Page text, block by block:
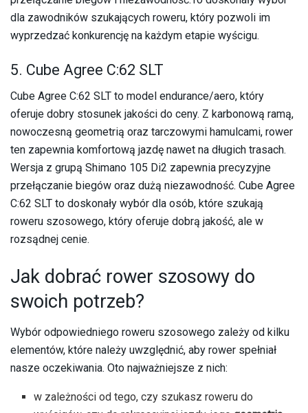
dla zawodników szukających roweru, który pozwoli im
wyprzedzać konkurencję na każdym etapie wyścigu.
5. Cube Agree C:62 SLT
Cube Agree C:62 SLT to model endurance/aero, który
oferuje dobry stosunek jakości do ceny. Z karbonową ramą,
nowoczesną geometrią oraz tarczowymi hamulcami, rower
ten zapewnia komfortową jazdę nawet na długich trasach.
Wersja z grupą Shimano 105 Di2 zapewnia precyzyjne
przełączanie biegów oraz dużą niezawodność. Cube Agree
C:62 SLT to doskonały wybór dla osób, które szukają
roweru szosowego, który oferuje dobrą jakość, ale w
rozsądnej cenie.
Jak dobrać rower szosowy do
swoich potrzeb?
Wybór odpowiedniego roweru szosowego zależy od kilku
elementów, które należy uwzględnić, aby rower spełniał
nasze oczekiwania. Oto najważniejsze z nich:
w zależności od tego, czy szukasz roweru do